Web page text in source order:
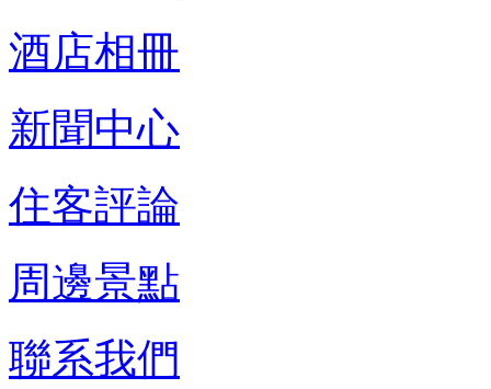
酒店相冊
新聞中心
住客評論
周邊景點
聯系我們